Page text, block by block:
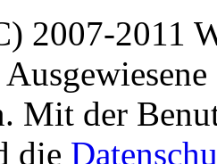
2007-2011
Mit der
die